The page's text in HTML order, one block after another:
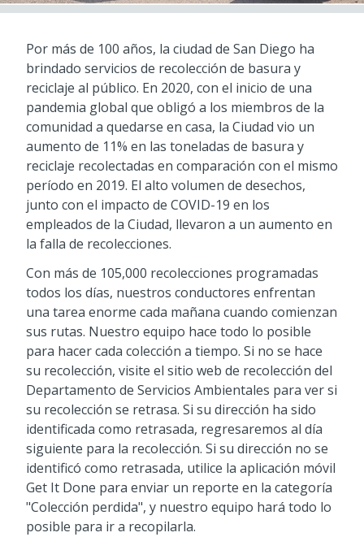
Por más de 100 años, la ciudad de San Diego ha
brindado servicios de recolección de basura y
reciclaje al público. En 2020, con el inicio de una
pandemia global que obligó a los miembros de la
comunidad a quedarse en casa, la Ciudad vio un
aumento de 11% en las toneladas de basura y
reciclaje recolectadas en comparación con el mismo
período en 2019. El alto volumen de desechos,
junto con el impacto de COVID-19 en los
empleados de la Ciudad, llevaron a un aumento en
la falla de recolecciones.
Con más de 105,000 recolecciones programadas
todos los días, nuestros conductores enfrentan
una tarea enorme cada mañana cuando comienzan
sus rutas. Nuestro equipo hace todo lo posible
para hacer cada colección a tiempo. Si no se hace
su recolección, visite el sitio web de recolección del
Departamento de Servicios Ambientales para ver si
su recolección se retrasa. Si su dirección ha sido
identificada como retrasada, regresaremos al día
siguiente para la recolección. Si su dirección no se
identificó como retrasada, utilice la aplicación móvil
Get It Done para enviar un reporte en la categoría
"Colección perdida", y nuestro equipo hará todo lo
posible para ir a recopilarla.